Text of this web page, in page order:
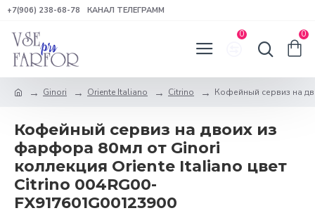
+7(906) 238-68-78 КАНАЛ ТЕЛЕГРАММ
0 0
Ginori Oriente Italiano Citrino Кофейный сервиз на
Кофейный сервиз на двоих из
фарфора 80мл от Ginori
коллекция Oriente Italiano цвет
Citrino 004RG00-
FX917601G00123900